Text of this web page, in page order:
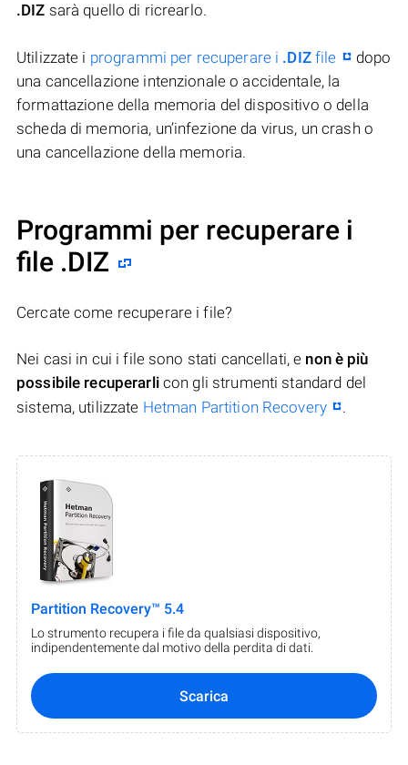
.DIZ sarà quello di ricrearlo.
Utilizzate i programmi per recuperare i .DIZfile
dopo
una cancellazione intenzionale o accidentale, la
formattazione della memoria del dispositivo o della
scheda di memoria, un’infezione da virus, un crash o
una cancellazione della memoria.
Programmi per recuperare i
file .DIZ
Cercate come recuperare i file?
Nei casi in cui i file sono stati cancellati, e non è più
possibile recuperarlicon gli strumenti standard del
sistema, utilizzate Hetman Partition Recovery .
Partition Recovery™ 5.4
Lo strumento recupera i file da qualsiasi dispositivo,
indipendentemente dal motivo della perdita di dati.
Scarica